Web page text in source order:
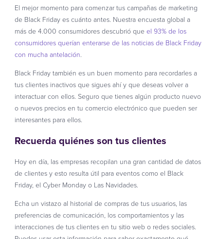
El mejor momento para comenzar tus campañas de marketing
de Black Friday es cuánto antes. Nuestra encuesta global a
más de 4.000 consumidores descubrió que el 93% de los
consumidores querían enterarse de las noticias de Black Friday
con mucha antelación.
Black Friday también es un buen momento para recordarles a
tus clientes inactivos que sigues ahí y que deseas volver a
interactuar con ellos. Seguro que tienes algún producto nuevo
o nuevos precios en tu comercio electrónico que pueden ser
interesantes para ellos.
Recuerda quiénes son tus clientes
Hoy en día, las empresas recopilan una gran cantidad de datos
de clientes y esto resulta útil para eventos como el Black
Friday, el Cyber Monday o Las Navidades.
Echa un vistazo al historial de compras de tus usuarios, las
preferencias de comunicación, los comportamientos y las
interacciones de tus clientes en tu sitio web o redes sociales.